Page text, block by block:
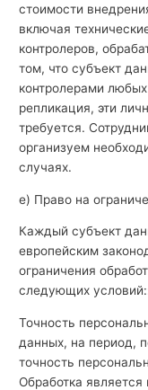
стоимости
включая
контролеров,
том, что субъект
контролерами
репликация, эти
требуется.
организуем
случаях.
е) Право на
Каждый субъект
европейским
ограничения
следующих
Точность
данных, на период,
точность
Обработка